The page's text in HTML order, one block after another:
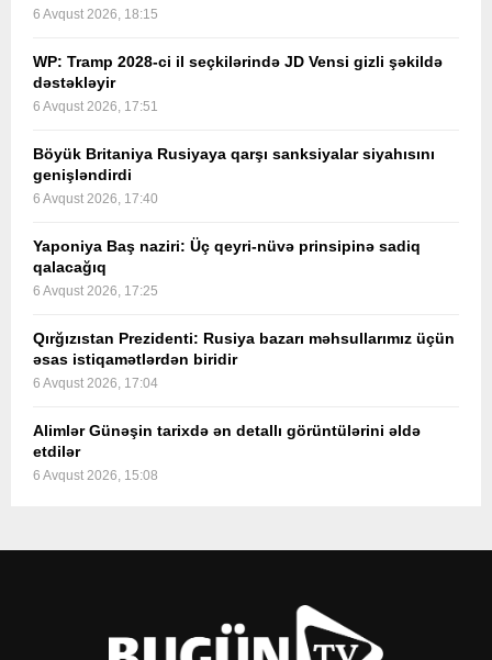
6 Avqust 2026, 18:15
WP: Tramp 2028-ci il seçkilərində JD Vensi gizli şəkildə
dəstəkləyir
6 Avqust 2026, 17:51
Böyük Britaniya Rusiyaya qarşı sanksiyalar siyahısını
genişləndirdi
6 Avqust 2026, 17:40
Yaponiya Baş naziri: Üç qeyri-nüvə prinsipinə sadiq
qalacağıq
6 Avqust 2026, 17:25
Qırğızıstan Prezidenti: Rusiya bazarı məhsullarımız üçün
əsas istiqamətlərdən biridir
6 Avqust 2026, 17:04
Alimlər Günəşin tarixdə ən detallı görüntülərini əldə
etdilər
6 Avqust 2026, 15:08